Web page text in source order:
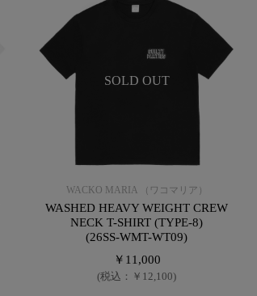
SOLD OUT
WACKO MARIA （ワコマリア）
WASHED HEAVY WEIGHT CREW
NECK T-SHIRT (TYPE-8)
(26SS-WMT-WT09)
￥11,000
(税込：￥12,100)